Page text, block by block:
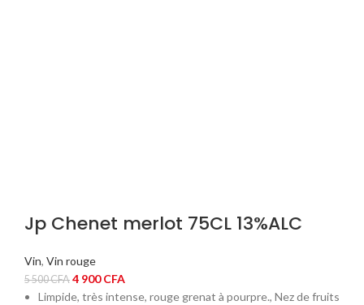
Jp Chenet merlot 75CL 13%ALC
Vin, Vin rouge
5 500CFA Le
prix
4 900CFALe
prix
Limpide, très intense, rouge grenat à pourpre., Nez de fruits